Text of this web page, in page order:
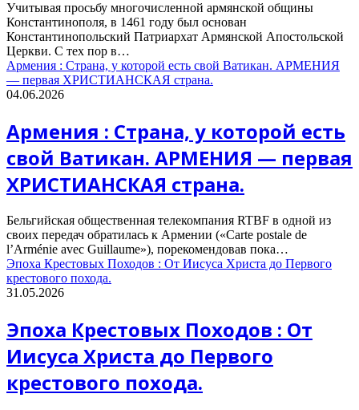
Учитывая просьбу многочисленной армянской общины
Константинополя, в 1461 году был основан
Константинопольский Патриархат Армянской Апостольской
Церкви. С тех пор в…
Армения : Страна, у которой есть свой Ватикан. АРМЕНИЯ
— первая ХРИСТИАНСКАЯ страна.
04.06.2026
Армения : Страна, у которой есть
свой Ватикан. АРМЕНИЯ — первая
ХРИСТИАНСКАЯ страна.
Бельгийская общественная телекомпания RTBF в одной из
своих передач обратилась к Армении («Carte postale de
l’Arménie avec Guillaume»), порекомендовав пока…
Эпоха Крестовых Походов : От Иисуса Христа до Первого
крестового похода.
31.05.2026
Эпоха Крестовых Походов : От
Иисуса Христа до Первого
крестового похода.